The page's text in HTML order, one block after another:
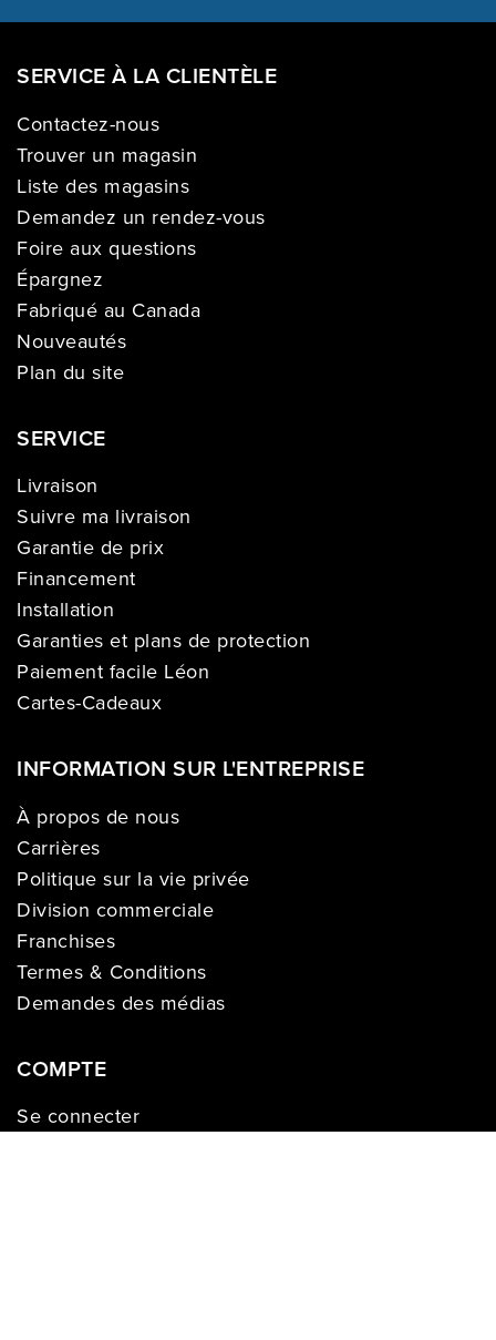
SERVICE À LA CLIENTÈLE
Contactez-nous
Trouver un magasin
Liste des magasins
Demandez un rendez-vous
Foire aux questions
Épargnez
Fabriqué au Canada
Nouveautés
Plan du site
SERVICE
Livraison
Suivre ma livraison
Garantie de prix
Financement
Installation
Garanties et plans de protection
Paiement facile Léon
Cartes-Cadeaux
INFORMATION SUR L'ENTREPRISE
À propos de nous
Carrières
Politique sur la vie privée
Division commerciale
Franchises
Termes & Conditions
Demandes des médias
COMPTE
Se connecter